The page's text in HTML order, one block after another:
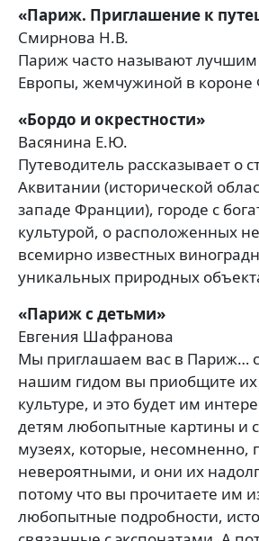
«Париж. Приглашение к
Смирнова Н.В.
Париж часто называют лучшим
Европы, жемчужиной в
«Бордо и окрестности»
Васянина Е.Ю.
Путеводитель рассказывает о
Аквитании (исторической
западе Франции), городе с
культурой, о расположенных
всемирно известных
уникальных природных
«Париж с детьми»
Евгения Шафранова
Мы приглашаем вас в Париж…
нашим гидом вы приобщите
культуре, и это будет им
детям любопытные картины и
музеях, которые, несомненно,
невероятными, и они их
потому что вы прочитаете им
любопытные подробности,